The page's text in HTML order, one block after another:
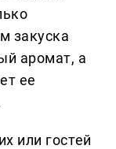
закуска
аромат, а
ее
или гостей